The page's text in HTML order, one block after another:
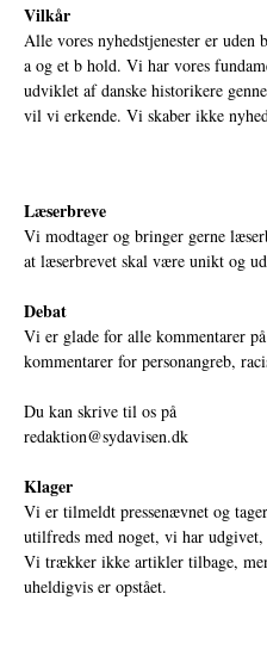
Vilkår
Alle vores nyhedstjenester er
a og et b hold. Vi har vores
udviklet af danske historikere
vil vi erkende. Vi skaber ikke
Læserbreve
Vi modtager og bringer gerne
at læserbrevet skal være unikt og
Debat
Vi er glade for alle kommentarer
kommentarer for personangreb,
Du kan skrive til os på
redaktion@sydavisen.dk
Klager
Vi er tilmeldt pressenævnet og
utilfreds med noget, vi har
Vi trækker ikke artikler tilbage,
uheldigvis er opstået.